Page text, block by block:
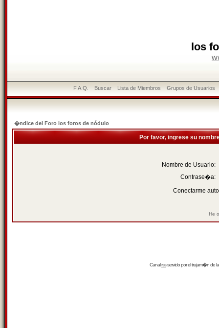
los
F.A.Q. Buscar Lista de Miembros Grupos de Usuarios
�ndice del Foro los foros de nódulo
Por favor, ingrese su
Nombre de Usuario:
Contrase�a:
Conectarme
He
Canalrssservido por eltrujam�nde